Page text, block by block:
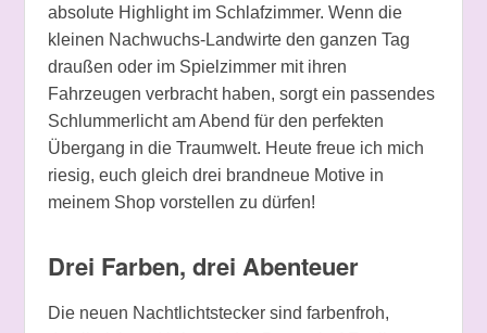
absolute Highlight im Schlafzimmer. Wenn die
kleinen Nachwuchs-Landwirte den ganzen Tag
draußen oder im Spielzimmer mit ihren
Fahrzeugen verbracht haben, sorgt ein passendes
Schlummerlicht am Abend für den perfekten
Übergang in die Traumwelt. Heute freue ich mich
riesig, euch gleich drei brandneue Motive in
meinem Shop vorstellen zu dürfen!
Drei Farben, drei Abenteuer
Die neuen Nachtlichtstecker sind farbenfroh,